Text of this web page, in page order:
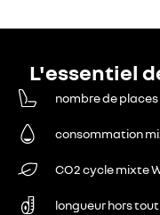
L'essentiel
nombre de places
consommation
CO2 cycle mixte
longueur hors